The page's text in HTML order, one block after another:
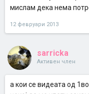
мислам дека нема
12 февруари 2013
sarricka
Активен член
a кои се видеата од